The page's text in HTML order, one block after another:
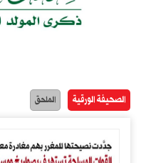
الصحيفة الورقية الملحق